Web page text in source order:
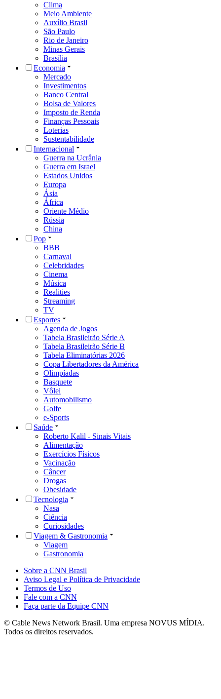
Clima
Meio Ambiente
Auxílio Brasil
São Paulo
Rio de Janeiro
Minas Gerais
Brasília
Economia
Mercado
Investimentos
Banco Central
Bolsa de Valores
Imposto de Renda
Finanças Pessoais
Loterias
Sustentabilidade
Internacional
Guerra na Ucrânia
Guerra em Israel
Estados Unidos
Europa
Ásia
África
Oriente Médio
Rússia
China
Pop
BBB
Carnaval
Celebridades
Cinema
Música
Realities
Streaming
TV
Esportes
Agenda de Jogos
Tabela Brasileirão Série A
Tabela Brasileirão Série B
Tabela Eliminatórias 2026
Copa Libertadores da América
Olimpíadas
Basquete
Vôlei
Automobilismo
Golfe
e-Sports
Saúde
Roberto Kalil - Sinais Vitais
Alimentação
Exercícios Físicos
Vacinação
Câncer
Drogas
Obesidade
Tecnologia
Nasa
Ciência
Curiosidades
Viagem & Gastronomia
Viagem
Gastronomia
Sobre a CNN Brasil
Aviso Legal e Política de Privacidade
Termos de Uso
Fale com a CNN
Faça parte da Equipe CNN
© Cable News Network Brasil. Uma empresa NOVUS MÍDIA.
Todos os direitos reservados.